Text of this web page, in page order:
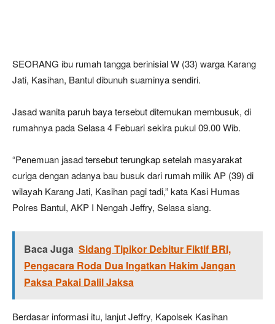
SEORANG ibu rumah tangga berinisial W (33) warga Karang
Jati, Kasihan, Bantul dibunuh suaminya sendiri.
Jasad wanita paruh baya tersebut ditemukan membusuk, di
rumahnya pada Selasa 4 Febuari sekira pukul 09.00 Wib.
“Penemuan jasad tersebut terungkap setelah masyarakat
curiga dengan adanya bau busuk dari rumah milik AP (39) di
wilayah Karang Jati, Kasihan pagi tadi,” kata Kasi Humas
Polres Bantul, AKP I Nengah Jeffry, Selasa siang.
Baca Juga Sidang Tipikor Debitur Fiktif BRI,
Pengacara Roda Dua Ingatkan Hakim Jangan
Paksa Pakai Dalil Jaksa
Berdasar informasi itu, lanjut Jeffry, Kapolsek Kasihan